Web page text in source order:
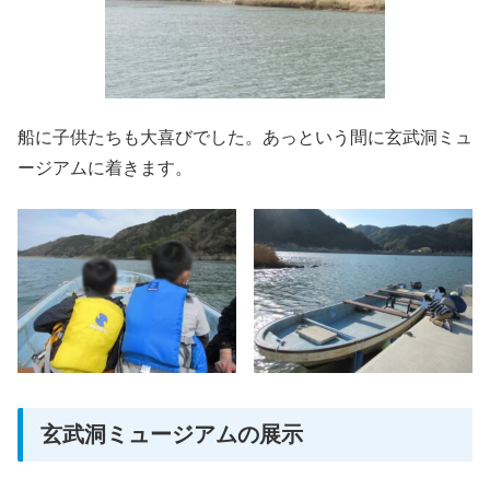
船に子供たちも大喜びでした。あっという間に玄武洞ミュ
ージアムに着きます。
玄武洞ミュージアムの展示